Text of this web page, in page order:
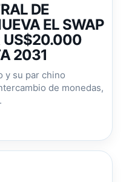
DE
EL SWAP
US$20.000
2031
y su par chino
de monedas,